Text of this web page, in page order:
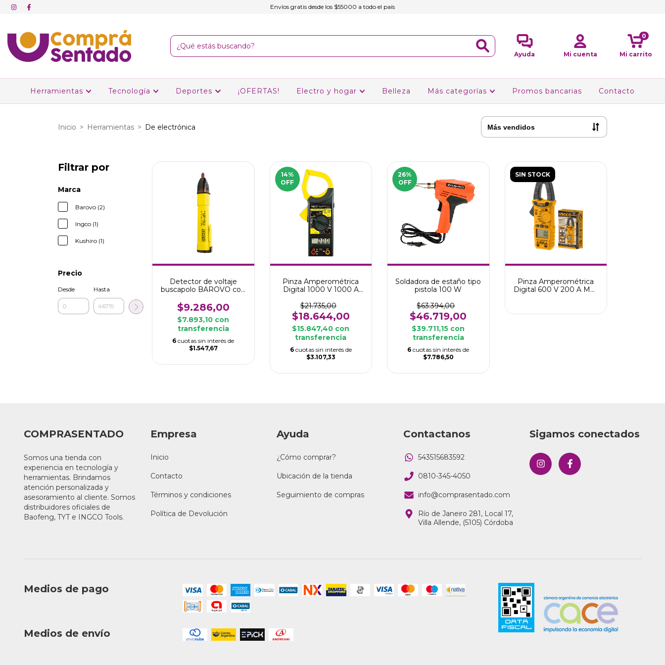
Envíos gratis desde los $55000 a todo el país
Ayuda Mi cuenta Mi carrito
0
Herramientas Tecnología Deportes ¡OFERTAS! Electro y hogar Belleza Más categorías Promos bancarias Contacto
Inicio > Herramientas > De electrónica
Filtrar por
Marca
Barovo (2)
Ingco (1)
Kushiro (1)
Precio
Desde Hasta
Detector de voltaje
buscapolo BAROVO con
$9.286,00
$7.893,10 con
transferencia
6 cuotas sin interés de
$1.547,67
14%
OFF
Pinza Amperométrica
Digital 1000 V 1000 A
$21.735,00
$18.644,00
$15.847,40 con
transferencia
6 cuotas sin interés de
$3.107,33
26%
OFF
Soldadora de estaño tipo
pistola 100 W
$63.394,00
$46.719,00
$39.711,15 con
transferencia
6 cuotas sin interés de
$7.786,50
SIN STOCK
Pinza Amperométrica
Digital 600 V 200 A Max
COMPRASENTADO
Somos una tienda con
experiencia en tecnología y
herramientas. Brindamos
atención personalizada y
asesoramiento al cliente. Somos
distribuidores oficiales de
Baofeng, TYT e INGCO Tools.
Empresa
Inicio
Contacto
Términos y condiciones
Política de Devolución
Ayuda
¿Cómo comprar?
Ubicación de la tienda
Seguimiento de compras
Contactanos
543515683592
0810-345-4050
info@comprasentado.com
Río de Janeiro 281, Local 17,
Villa Allende, (5105) Córdoba
Sigamos conectados
Medios de pago
Medios de envío